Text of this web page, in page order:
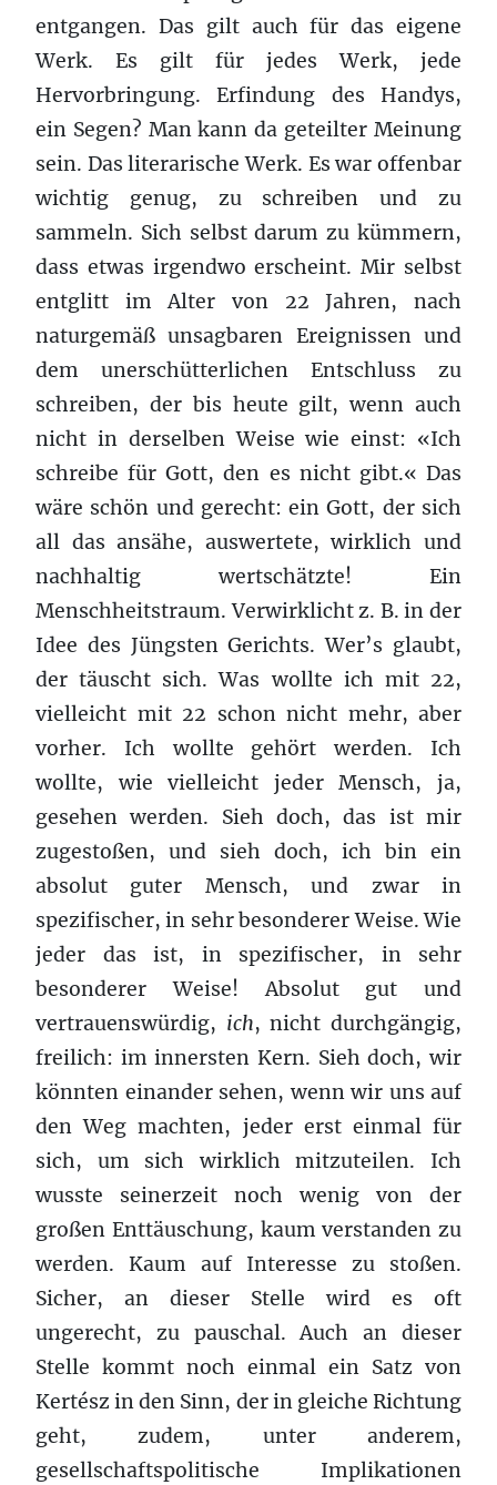
entgangen. Das gilt auch für das eigene
Werk. Es gilt für jedes Werk, jede
Hervorbringung. Erfindung des Handys,
ein Segen? Man kann da geteilter Meinung
sein. Das literarische Werk. Es war offenbar
wichtig genug, zu schreiben und zu
sammeln. Sich selbst darum zu kümmern,
dass etwas irgendwo erscheint. Mir selbst
entglitt im Alter von 22 Jahren, nach
naturgemäß unsagbaren Ereignissen und
dem unerschütterlichen Entschluss zu
schreiben, der bis heute gilt, wenn auch
nicht in derselben Weise wie einst: «Ich
schreibe für Gott, den es nicht gibt.« Das
wäre schön und gerecht: ein Gott, der sich
all das ansähe, auswertete, wirklich und
nachhaltig wertschätzte! Ein
Menschheitstraum. Verwirklicht z. B. in der
Idee des Jüngsten Gerichts. Wer’s glaubt,
der täuscht sich. Was wollte ich mit 22,
vielleicht mit 22 schon nicht mehr, aber
vorher. Ich wollte gehört werden. Ich
wollte, wie vielleicht jeder Mensch, ja,
gesehen werden. Sieh doch, das ist mir
zugestoßen, und sieh doch, ich bin ein
absolut guter Mensch, und zwar in
spezifischer, in sehr besonderer Weise. Wie
jeder das ist, in spezifischer, in sehr
besonderer Weise! Absolut gut und
vertrauenswürdig, ich, nicht durchgängig,
freilich: im innersten Kern. Sieh doch, wir
könnten einander sehen, wenn wir uns auf
den Weg machten, jeder erst einmal für
sich, um sich wirklich mitzuteilen. Ich
wusste seinerzeit noch wenig von der
großen Enttäuschung, kaum verstanden zu
werden. Kaum auf Interesse zu stoßen.
Sicher, an dieser Stelle wird es oft
ungerecht, zu pauschal. Auch an dieser
Stelle kommt noch einmal ein Satz von
Kertész in den Sinn, der in gleiche Richtung
geht, zudem, unter anderem,
gesellschaftspolitische Implikationen